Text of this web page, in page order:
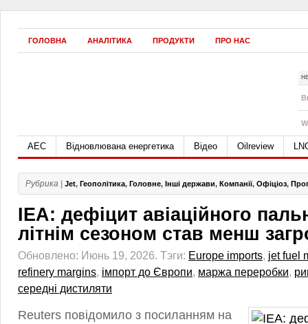
ГОЛОВНА АНАЛІТИКА ПРОДУКТИ ПРО НАС
АЕС Відновлювана енергетика Відео Oilreview
Рубрика | Jet, Геополітика, Головне, Інші держави, Компанії, Офіціоз,
IEA: дефіцит авіаційного
літнім сезоном став менш
Обновлено: Июнь 19, 2026. Тэги: Europe imports, jet fuel
refinery margins, імпорт до Європи, маржа переробки,
середні дистиляти
Reuters повідомило з посиланням на